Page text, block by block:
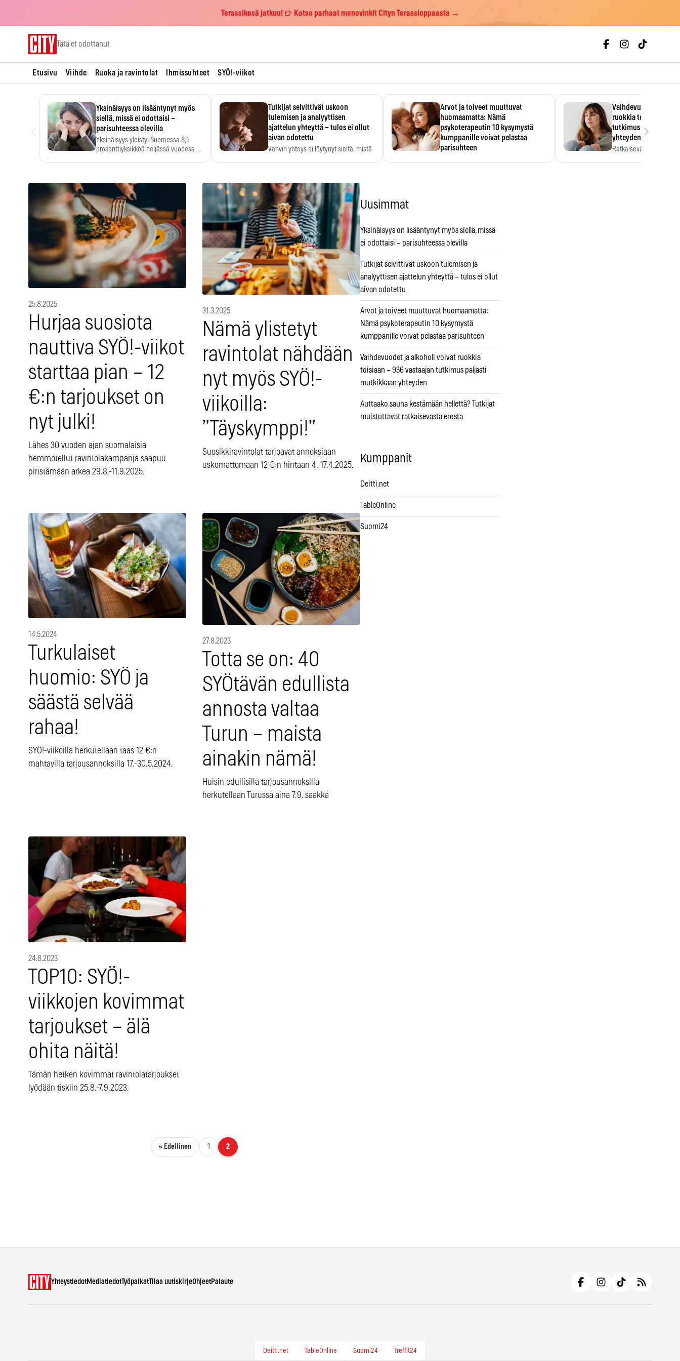
Terassikesä jatkuu! 🍺 Katso parhaat menovinkit Cityn Terassioppaasta →
Tätä et odottanut
Etusivu Viihde Ruoka ja ravintolat Ihmissuhteet SYÖ!-viikot
Yksinäisyys on lisääntynyt myös
siellä, missä ei odottaisi –
parisuhteessa olevilla
Yksinäisyys yleistyi Suomessa 8,5
prosenttiyksikköä neljässä vuodessa.
Tutkijat selvittivät uskoon
tulemisen ja analyyttisen
ajattelun yhteyttä – tulos ei ollut
aivan odotettu
Vahvin yhteys ei löytynyt sieltä, mistä
Arvot ja toiveet muuttuvat
huomaamatta: Nämä
psykoterapeutin 10 kysymystä
kumppanille voivat pelastaa
parisuhteen
Vaihdevuodet ja
ruokkia toisiaan –
tutkimus paljasti
yhteyden
Ratkaiseva tekijä ei
›
25.8.2025
Hurjaa suosiota
nauttiva SYÖ!-viikot
starttaa pian – 12
€:n tarjoukset on
nyt julki!
Lähes 30 vuoden ajan suomalaisia
hemmotellut ravintolakampanja saapuu
piristämään arkea 29.8.-11.9.2025.
31.3.2025
Nämä ylistetyt
ravintolat nähdään
nyt myös SYÖ!-
viikoilla:
”Täyskymppi!”
Suosikkiravintolat tarjoavat annoksiaan
uskomattomaan 12 €:n hintaan 4.-17.4.2025.
14.5.2024
Turkulaiset
huomio: SYÖ ja
säästä selvää
rahaa!
SYÖ!-viikoilla herkutellaan taas 12 €:n
mahtavilla tarjousannoksilla 17.-30.5.2024.
27.8.2023
Totta se on: 40
SYÖtävän edullista
annosta valtaa
Turun – maista
ainakin nämä!
Huisin edullisilla tarjousannoksilla
herkutellaan Turussa aina 7.9. saakka
24.8.2023
TOP10: SYÖ!-
viikkojen kovimmat
tarjoukset – älä
ohita näitä!
Tämän hetken kovimmat ravintolatarjoukset
lyödään tiskiin 25.8.-7.9.2023.
« Edellinen 1 2
Uusimmat
Yksinäisyys on lisääntynyt myös siellä, missä
ei odottaisi – parisuhteessa olevilla
Tutkijat selvittivät uskoon tulemisen ja
analyyttisen ajattelun yhteyttä – tulos ei ollut
aivan odotettu
Arvot ja toiveet muuttuvat huomaamatta:
Nämä psykoterapeutin 10 kysymystä
kumppanille voivat pelastaa parisuhteen
Vaihdevuodet ja alkoholi voivat ruokkia
toisiaan – 936 vastaajan tutkimus paljasti
mutkikkaan yhteyden
Auttaako sauna kestämään hellettä? Tutkijat
muistuttavat ratkaisevasta erosta
Kumppanit
Deitti.net
TableOnline
Suomi24
YhteystiedotMediatiedotTyöpaikatTilaa uutiskirjeOhjeetPalaute
Deitti.net TableOnline Suomi24 Treffit24